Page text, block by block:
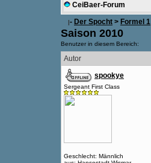
CeiBaer-Forum
|- Der Spocht > Formel 1
Saison 2010
Benutzer in diesem Bereich:
Autor
spookye
Sergeant First Class
Geschlecht: Männlich